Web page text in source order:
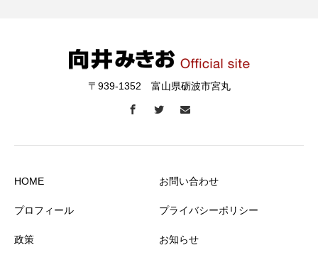
〒939-1352 富山県砺波市宮丸
HOME
プロフィール
政策
お問い合わせ
プライバシーポリシー
お知らせ